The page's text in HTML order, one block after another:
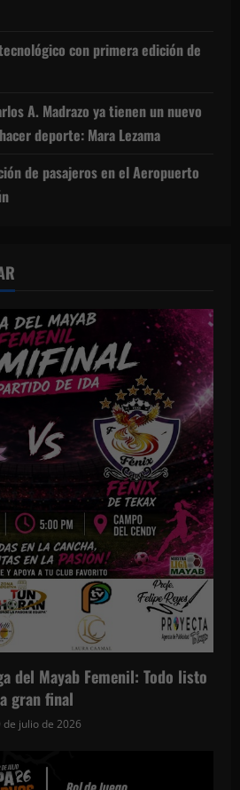
con primera edición de
A. Madrazo ya tienen un nuevo
deporte: Mara Lezama
de pasajeros en el Aeropuerto
del Mayab Femenil: Todo listo
gran final
de julio de 2026